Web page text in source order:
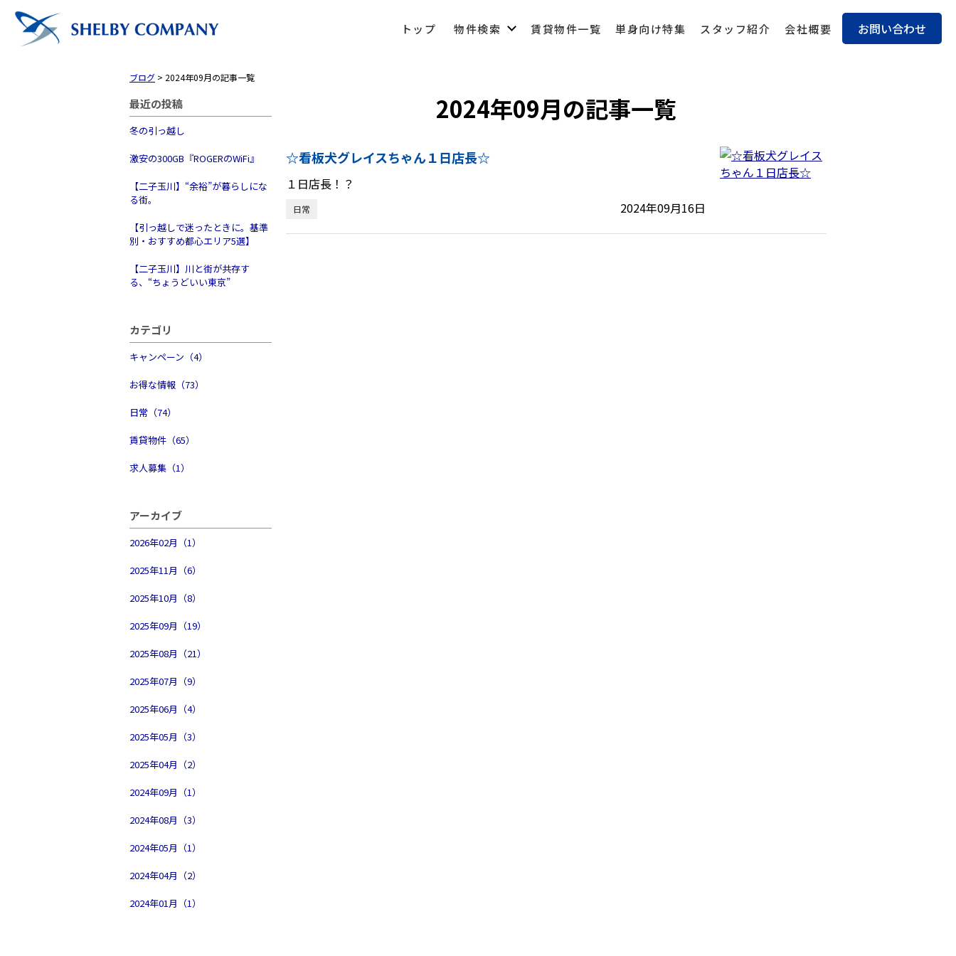
トップ 物件検索 賃貸物件一覧 単身向け特集 スタッフ紹介 会社概要 お問い合わせ
営業時間 10:00～22:00（なし定休）
トップ
ブログ > 2024年09月の記事一覧
最近の投稿
冬の引っ越し
激安の300GB『ROGERのWiFi』
【二子玉川】“余裕”が暮らしにな
る街。
【引っ越しで迷ったときに。基準
別・おすすめ都心エリア5選】
【二子玉川】川と街が共存す
る、“ちょうどいい東京”
カテゴリ
キャンペーン（4）
お得な情報（73）
日常（74）
賃貸物件（65）
求人募集（1）
アーカイブ
2026年02月（1）
2025年11月（6）
2025年10月（8）
2025年09月（19）
2025年08月（21）
2025年07月（9）
2025年06月（4）
2025年05月（3）
2025年04月（2）
2024年09月（1）
2024年08月（3）
2024年05月（1）
2024年04月（2）
2024年01月（1）
2024年09月の記事一覧
☆看板犬グレイスちゃん１日店長☆
１日店長！？
日常 2024年09月16日